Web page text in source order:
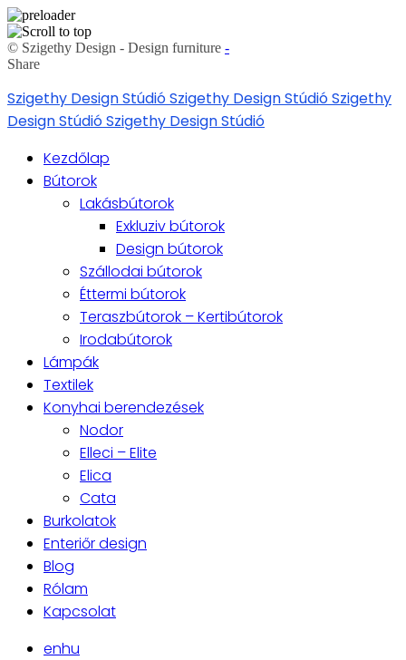
© Szigethy Design - Design furniture -
Share
Skip
to
content
Szigethy Design StúdióSzigethy Design StúdióSzigethy
Design StúdióSzigethy Design Stúdió
Kezdőlap
Bútorok
Lakásbútorok
Exkluziv bútorok
Design bútorok
Szállodai bútorok
Éttermi bútorok
Teraszbútorok – Kertibútorok
Irodabútorok
Lámpák
Textilek
Konyhai berendezések
Nodor
Elleci – Elite
Elica
Cata
Burkolatok
Enteriőr design
Blog
Rólam
Kapcsolat
enhu